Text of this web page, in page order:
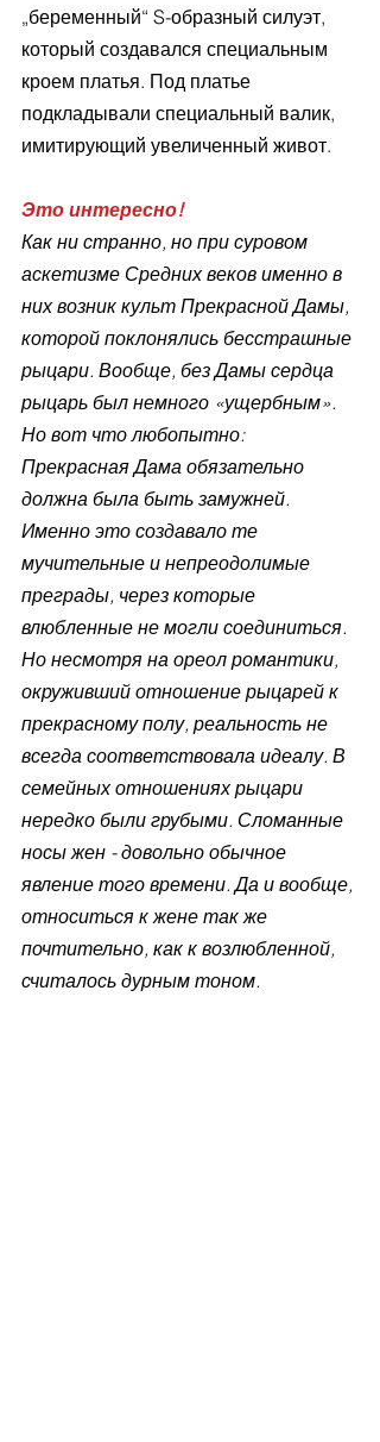
„беременный“ S-образный силуэт,
который создавался специальным
кроем платья. Под платье
подкладывали специальный валик,
имитирующий увеличенный живот.
Это интересно!
Как ни странно, но при суровом
аскетизме Средних веков именно в
них возник культ Прекрасной Дамы,
которой поклонялись бесстрашные
рыцари. Вообще, без Дамы сердца
рыцарь был немного «ущербным».
Но вот что любопытно:
Прекрасная Дама обязательно
должна была быть замужней.
Именно это создавало те
мучительные и непреодолимые
преграды, через которые
влюбленные не могли соединиться.
Но несмотря на ореол романтики,
окруживший отношение рыцарей к
прекрасному полу, реальность не
всегда соответствовала идеалу. В
семейных отношениях рыцари
нередко были грубыми. Сломанные
носы жен - довольно обычное
явление того времени. Да и вообще,
относиться к жене так же
почтительно, как к возлюбленной,
считалось дурным тоном.